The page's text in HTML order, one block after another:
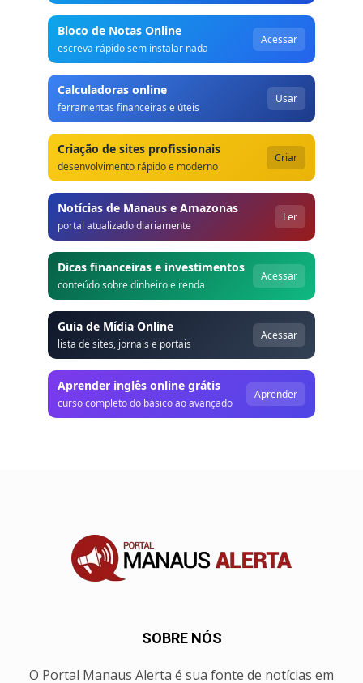
Bloco de Notas Online
escreva rápido sem instalar nada
Acessar
Calculadoras online
ferramentas financeiras e úteis
Usar
Criação de sites profissionais
desenvolvimento rápido e moderno
Criar
Notícias de Manaus e Amazonas
portal atualizado diariamente
Ler
Dicas financeiras e investimentos
conteúdo sobre dinheiro e renda
Acessar
Guia de Mídia Online
lista de sites, jornais e portais
Acessar
Aprender inglês online grátis
curso completo do básico ao avançado
Aprender
SOBRE NÓS
O Portal Manaus Alerta é sua fonte de notícias em